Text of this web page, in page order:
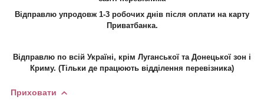
Відправлю упродовж 1-3 робочих днів після оплати на карту
Приватбанка.
Відправлю по всій Україні, крім Луганської та Донецької зон і
Криму. (Тільки де працюють відділення перевізника)
Приховати